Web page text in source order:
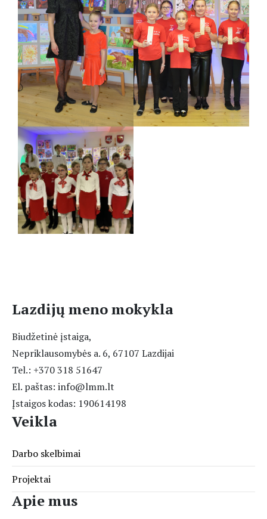
Lazdijų meno mokykla
Biudžetinė įstaiga,
Nepriklausomybės a. 6, 67107 Lazdijai
Tel.: +370 318 51647
El. paštas: info@lmm.lt
Įstaigos kodas: 190614198
Veikla
Darbo skelbimai
Projektai
Apie mus